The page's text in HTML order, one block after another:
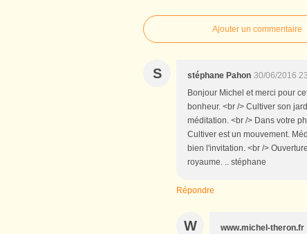
Ajouter un commentaire
S stéphane Pahon 30/06/2016
Bonjour Michel et merci pour
bonheur. <br /> Cultiver son
méditation. <br /> Dans votre
Cultiver est un mouvement.
bien l'invitation. <br />
royaume. .. stéphane
Répondre
W www.michel-theron.fr